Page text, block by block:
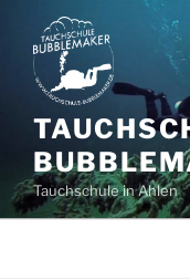
Inhalt
springen
Tauchschule in Ahlen